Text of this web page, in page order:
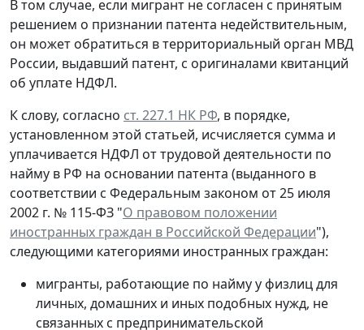
В том случае, если мигрант не согласен с принятым
решением о признании патента недействительным,
он может обратиться в территориальный орган МВД
России, выдавший патент, с оригиналами квитанций
об уплате НДФЛ.
К слову, согласно ст. 227.1 НК РФ, в порядке,
установленном этой статьей, исчисляется сумма и
уплачивается НДФЛ от трудовой деятельности по
найму в РФ на основании патента (выданного в
соответствии с Федеральным законом от 25 июля
2002 г. № 115-ФЗ "О правовом положении
иностранных граждан в Российской Федерации"),
следующими категориями иностранных граждан:
мигранты, работающие по найму у физлиц для
личных, домашних и иных подобных нужд, не
связанных с предпринимательской